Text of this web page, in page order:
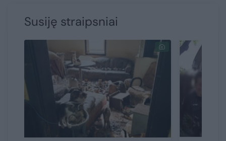
Susiję straipsniai